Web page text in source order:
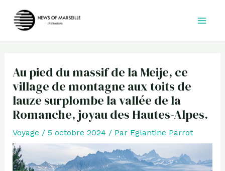
Au pied du massif de la Meije, ce
village de montagne aux toits de
lauze surplombe la vallée de la
Romanche, joyau des Hautes-Alpes.
Voyage / 5 octobre 2024 / Par Eglantine Parrot